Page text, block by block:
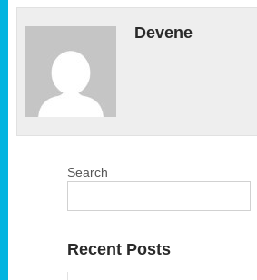
Devene
Search
Recent Posts